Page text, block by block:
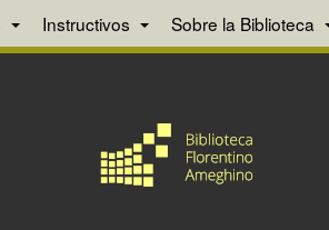
Instructivos Sobre la Biblioteca